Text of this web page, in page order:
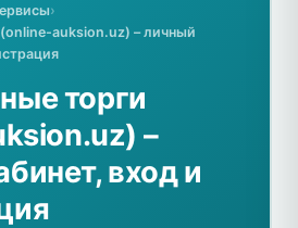
›
auksion.uz) – личный
торги
–
вход и